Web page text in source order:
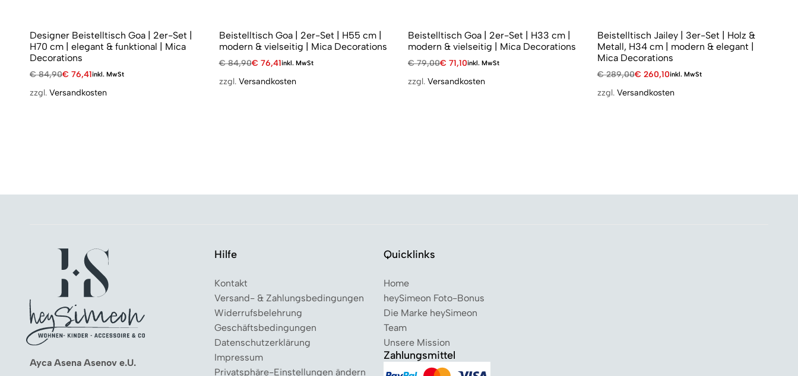
Designer Beistelltisch Goa | 2er-Set |
H70 cm | elegant & funktional | Mica
Decorations
€84,90€ 76,41inkl. MwSt
zzgl. Versandkosten
Beistelltisch Goa | 2er-Set | H55 cm |
modern & vielseitig | Mica Decorations
€84,90€ 76,41inkl. MwSt
zzgl. Versandkosten
Beistelltisch Goa | 2er-Set | H33 cm |
modern & vielseitig | Mica Decorations
€79,00€ 71,10inkl. MwSt
zzgl. Versandkosten
Beistelltisch Jailey | 3er-Set | Holz &
Metall, H34 cm | modern & elegant |
Mica Decorations
€289,00€ 260,10inkl. MwSt
zzgl. Versandkosten
Ayca Asena Asenov e.U.
Hilfe
Kontakt
Versand- & Zahlungsbedingungen
Widerrufsbelehrung
Geschäftsbedingungen
Datenschutzerklärung
Impressum
Privatsphäre-Einstellungen ändern
Quicklinks
Home
heySimeon Foto-Bonus
Die Marke heySimeon
Team
Unsere Mission
Zahlungsmittel